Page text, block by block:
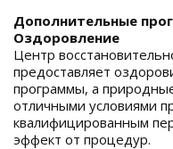
Дополнительные
Оздоровление
Центр
предоставляет
программы, а
отличными условиями
квалифицированным
эффект от процедур.